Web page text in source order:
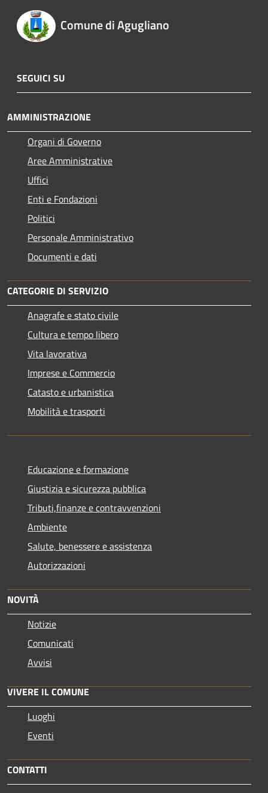
Comune di Agugliano
SEGUICI SU
AMMINISTRAZIONE
Organi di Governo
Aree Amministrative
Uffici
Enti e Fondazioni
Politici
Personale Amministrativo
Documenti e dati
CATEGORIE DI SERVIZIO
Anagrafe e stato civile
Cultura e tempo libero
Vita lavorativa
Imprese e Commercio
Catasto e urbanistica
Mobilità e trasporti
Educazione e formazione
Giustizia e sicurezza pubblica
Tributi,finanze e contravvenzioni
Ambiente
Salute, benessere e assistenza
Autorizzazioni
NOVITÀ
Notizie
Comunicati
Avvisi
VIVERE IL COMUNE
Luoghi
Eventi
CONTATTI